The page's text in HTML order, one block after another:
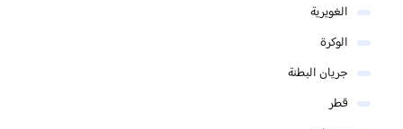
الغويرية
الوكرة
جريان البطنة
قطر